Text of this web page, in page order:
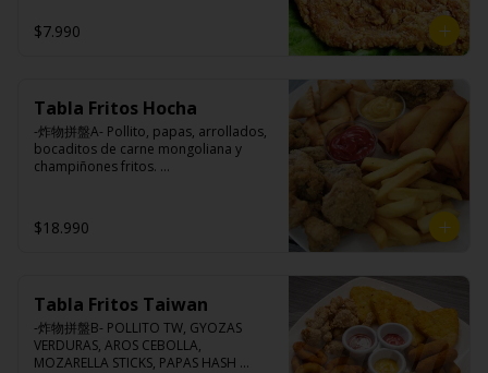
acompañado de papas fritas.
Pechuga de pollo con hueso, harina de
tapioca, ají, pimienta, extracto de
cerdo, extracto de papaya, salsa de
soya, soya, especias taiwanesas,
pimienta, sal, ajo, cebollín, azúcar y
$7.990
Tabla Fritos Hocha
-炸物拼盤A- Pollito, papas, arrollados,
bocaditos de carne mongoliana y
champiñones fritos.
indica en esta descripción.)
$18.990
Tabla Fritos Taiwan
-炸物拼盤B- POLLITO TW, GYOZAS
VERDURAS, AROS CEBOLLA,
MOZARELLA STICKS, PAPAS HASH